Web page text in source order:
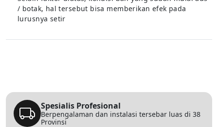
/ botak, hal tersebut bisa memberikan efek pada
lurusnya setir
Spesialis Profesional
Berpengalaman dan instalasi tersebar luas di 38
Provinsi